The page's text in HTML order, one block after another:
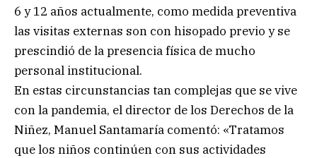
6 y 12 años actualmente, como medida preventiva
las visitas externas son con hisopado previo y se
prescindió de la presencia física de mucho
personal institucional.
En estas circunstancias tan complejas que se vive
con la pandemia, el director de los Derechos de la
Niñez, Manuel Santamaría comentó: «Tratamos
que los niños continúen con sus actividades